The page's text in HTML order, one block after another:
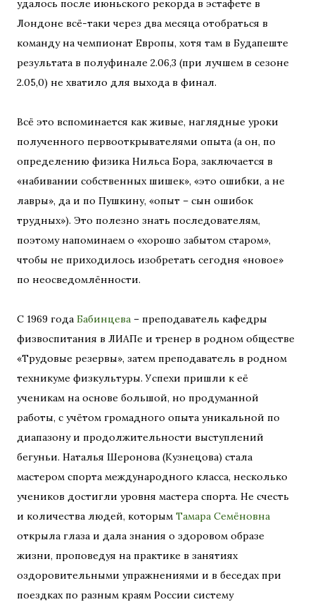
удалось после июньского рекорда в эстафете в
Лондоне всё-таки через два месяца отобраться в
команду на чемпионат Европы, хотя там в Будапеште
результата в полуфинале 2.06,3 (при лучшем в сезоне
2.05,0) не хватило для выхода в финал.
Всё это вспоминается как живые, наглядные уроки
полученного первооткрывателями опыта (а он, по
определению физика Нильса Бора, заключается в
«набивании собственных шишек», «это ошибки, а не
лавры», да и по Пушкину, «опыт – сын ошибок
трудных»). Это полезно знать последователям,
поэтому напоминаем о «хорошо забытом старом»,
чтобы не приходилось изобретать сегодня «новое»
по неосведомлённости.
С 1969 года Бабинцева – преподаватель кафедры
физвоспитания в ЛИАПе и тренер в родном обществе
«Трудовые резервы», затем преподаватель в родном
техникуме физкультуры. Успехи пришли к её
ученикам на основе большой, но продуманной
работы, с учётом громадного опыта уникальной по
диапазону и продолжительности выступлений
бегуньи. Наталья Шеронова (Кузнецова) стала
мастером спорта международного класса, несколько
учеников достигли уровня мастера спорта. Не счесть
и количества людей, которым Тамара Семёновна
открыла глаза и дала знания о здоровом образе
жизни, проповедуя на практике в занятиях
оздоровительными упражнениями и в беседах при
поездках по разным краям России систему